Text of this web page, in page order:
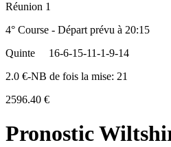
Réunion 1
4° Course - Départ prévu à 20:15
Quinte
16-6-15-11-1-9-14
2.0 €-NB de fois la mise: 21
2596.40 €
Pronostic